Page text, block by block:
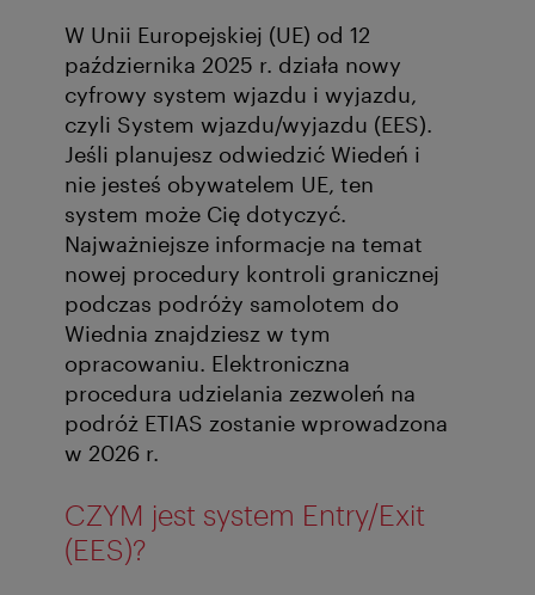
W Unii Europejskiej (UE) od 12
października 2025 r. działa nowy
cyfrowy system wjazdu i wyjazdu,
czyli System wjazdu/wyjazdu (EES).
Jeśli planujesz odwiedzić Wiedeń i
nie jesteś obywatelem UE, ten
system może Cię dotyczyć.
Najważniejsze informacje na temat
nowej procedury kontroli granicznej
podczas podróży samolotem do
Wiednia znajdziesz w tym
opracowaniu. Elektroniczna
procedura udzielania zezwoleń na
podróż ETIAS zostanie wprowadzona
w 2026 r.
CZYM jest system Entry/Exit
(EES)?